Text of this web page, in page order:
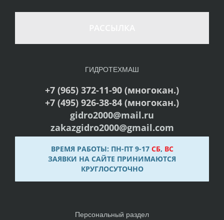
ГИДРОТЕХМАШ
+7 (965) 372-11-90 (многокан.)
+7 (495) 926-38-84 (многокан.)
gidro2000@mail.ru
zakazgidro2000@gmail.com
ВРЕМЯ РАБОТЫ: ПН-ПТ 9-17 СБ, ВС
ЗАЯВКИ НА САЙТЕ ПРИНИМАЮТСЯ
КРУГЛОСУТОЧНО
Персональный раздел